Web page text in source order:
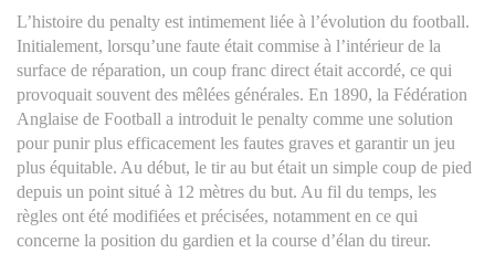
L’histoire du penalty est intimement liée à l’évolution du football.
Initialement, lorsqu’une faute était commise à l’intérieur de la
surface de réparation, un coup franc direct était accordé, ce qui
provoquait souvent des mêlées générales. En 1890, la Fédération
Anglaise de Football a introduit le penalty comme une solution
pour punir plus efficacement les fautes graves et garantir un jeu
plus équitable. Au début, le tir au but était un simple coup de pied
depuis un point situé à 12 mètres du but. Au fil du temps, les
règles ont été modifiées et précisées, notamment en ce qui
concerne la position du gardien et la course d’élan du tireur.